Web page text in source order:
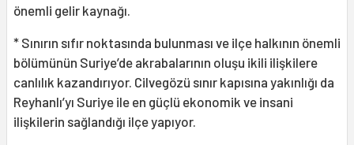
önemli gelir kaynağı.
* Sınırın sıfır noktasında bulunması ve ilçe halkının önemli
bölümünün Suriye’de akrabalarının oluşu ikili ilişkilere
canlılık kazandırıyor. Cilvegözü sınır kapısına yakınlığı da
Reyhanlı’yı Suriye ile en güçlü ekonomik ve insani
ilişkilerin sağlandığı ilçe yapıyor.